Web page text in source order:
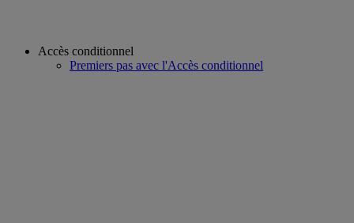
Accès conditionnel
Premiers pas avec l'Accès conditionnel